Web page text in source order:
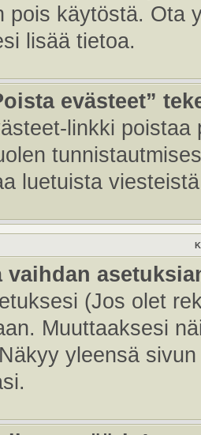
pois käytöstä. Ota
lisää tietoa.
evästeet”
linkki
luetuista
vaihdan
(Jos olet
Muuttaaksesi
yleensä